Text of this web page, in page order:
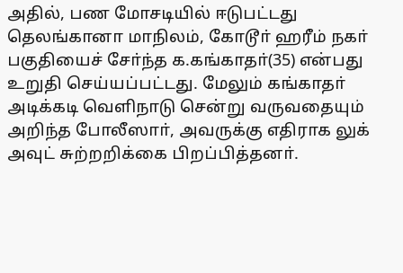
அதில், பண மோசடியில் ஈடுபட்டது
தெலங்கானா மாநிலம், கோடூா் ஹரீம் நகா்
பகுதியைச் சோ்ந்த க.கங்காதா்(35) என்பது
உறுதி செய்யப்பட்டது. மேலும் கங்காதா்
அடிக்கடி வெளிநாடு சென்று வருவதையும்
அறிந்த போலீஸாா், அவருக்கு எதிராக லுக்
அவுட் சுற்றறிக்கை பிறப்பித்தனா்.